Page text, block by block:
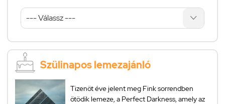
Szülinapos lemezajánló
Tizenöt éve jelent meg Fink sorrendben
ötödik lemeze, a Perfect Darkness, amely az